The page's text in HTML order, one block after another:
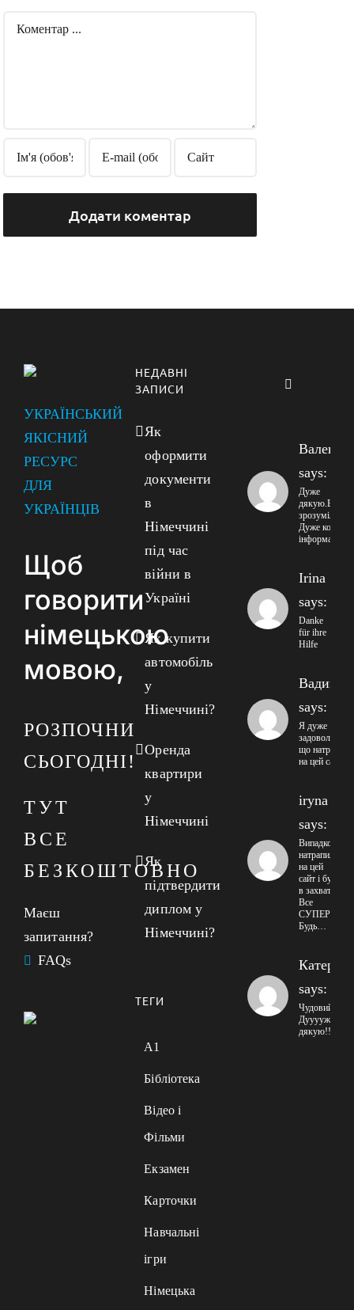
Comment
УКРАЇНСЬКИЙ
ЯКІСНИЙ
РЕСУРС
ДЛЯ
УКРАЇНЦІВ
Щоб
говорити
німецькою
мовою,
РОЗПОЧНИ
СЬОГОДНІ!
ТУТ
ВСЕ
БЕЗКОШТОВНО
Маєш
запитання?
FAQs
НЕДАВНІ
ЗАПИСИ
Як
оформити
документи
в
Німеччині
під час
війни в
Україні
Як купити
автомобіль
у
Німеччині?
Оренда
квартири
у
Німеччині
Як
підтвердити
диплом у
Німеччині?
ТЕГИ
A1
Бібліотека
Відео і
Фільми
Екзамен
Карточки
Навчальні
ігри
Німецька
says:
Дуже
дякую.Все
зрозуміло!!
Дуже корисна
інформація!
Irina
says:
Danke
für ihre
Hilfe
Вадим
says:
Я дуже
задоволений
що натрапив
на цей сайт
iryna
says:
Випадково
натрапила
на цей
сайт і була
в захваті!
Все
СУПЕР!
Будь…
says:
Чудовий
Дууууже
дякую!!!